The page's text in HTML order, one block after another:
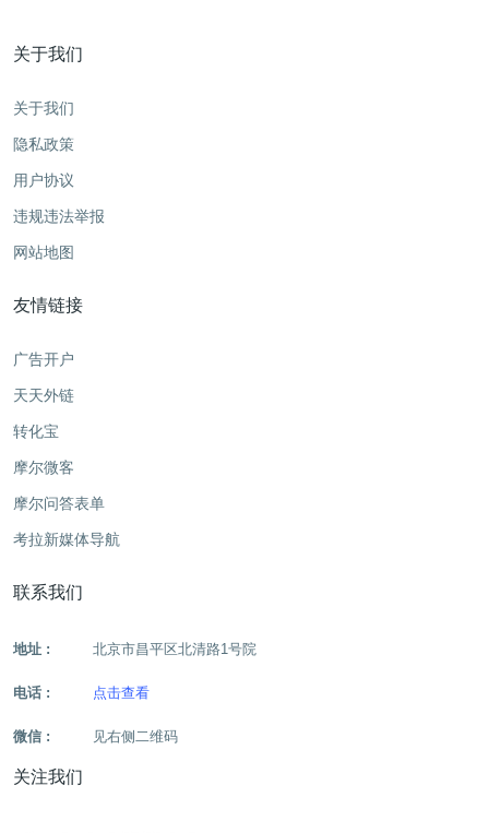
关于我们
关于我们
隐私政策
用户协议
违规违法举报
网站地图
友情链接
广告开户
天天外链
转化宝
摩尔微客
摩尔问答表单
考拉新媒体导航
联系我们
地址 : 北京市昌平区北清路1号院
电话 : 点击查看
微信 : 见右侧二维码
关注我们